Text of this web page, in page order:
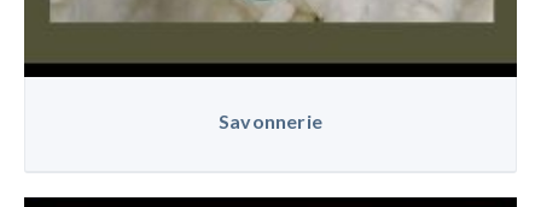
Savonnerie